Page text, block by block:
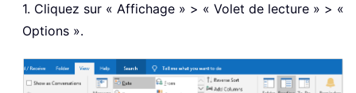
1. Cliquez sur « Affichage » > « Volet de lecture » > «
Options ».